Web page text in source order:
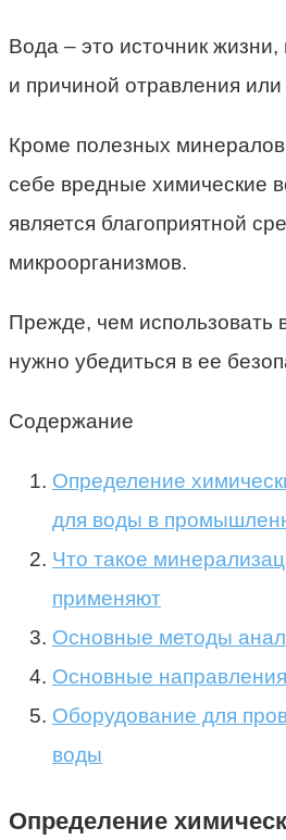
Вода – это источник
и причиной отравления
Кроме полезных минералов
себе вредные химические
является благоприятной
микроорганизмов.
Прежде, чем использовать
нужно убедиться в ее
Содержание
Определение
для воды в
Что такое
применяют
Основные методы
Основные
Оборудование для
воды
Определение